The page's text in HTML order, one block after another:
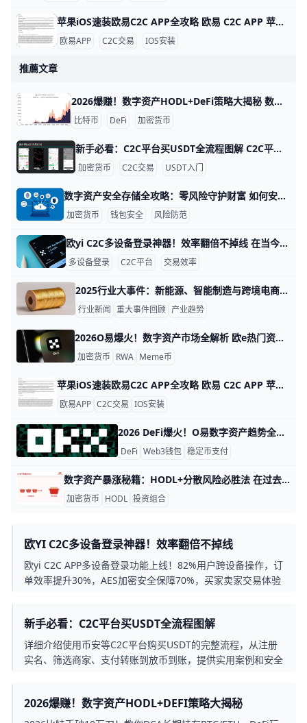
苹果iOS速装欧易C2C APP全攻略 欧易 C2C APP 苹果 iOS 安装指南 欧易（OKX）C2C APP 是数字货币点对点交易的首选工具，全球用户超5000万。它支持人民币、美元等多种法币快速买卖比特币、以太坊等，支持台湾用户本地支付如街口支付，交易费仅0.1%。iOS用户无法直接从中国App Store下载，但用海外Apple ID只需10分钟搞定。
欧易APP C2C交易 IOS安装
推薦文章
2026爆赚！数字资产HODL+DeFi策略大揭秘 数字资产投资策略：从长期持有到DeFi应用 数字资产投资能带来高回报，但需要聪明策略。在2026年3月，比特币价格已超10万美元，以太坊达5000美元，市场总值达3万亿美元。长期持有和DeFi是两大热门方式，本文用简单例子帮你入门。​
比特币 DeFi 加密货币
新手必看：C2C平台买USDT全流程图解 C2C平台是一种点对点的交易方式，用户可以直接用人民币等法币向其他用户购买USDT，中间由交易所提供担保。比如币安、OKX、HTX等平台的C2C市场，都支持支付宝、微信、银行卡入金买USDT。以币安为例，2026年C2C交易日均成交量超过数十亿美元，说明很多用户已经习惯用这种方法入金，但对安全和风控要求也更高，适合希望通过合规渠道入场的普通投资者。
加密货币 C2C交易 USDT入门
数字资产安全存储全攻略：零风险守护财富 如何安全存储与管理数字资产：实用教程与风险防范 在数字时代，数字资产如比特币和以太坊的价值已超2万亿美元，但90%的损失来自私钥泄露或丢失。 比如2022年Ronin网络被盗6亿美元，就是因为私钥管理不当。 学会正确方法，能让你的资产安全无忧。appinn+1
加密货币 钱包安全 风险防范
欧yi C2C多设备登录神器！效率翻倍不掉线 在当今的移动互联网时代，人们的生活几乎离不开手机、平板和电脑。根据2025年用户行为数据显示，超过82%的用户会在两台以上设备间切换使用同一应用。正因如此，欧yi C2C APP上线了“多设备C2C登录”功能，让用户无论在家用电脑还是通勤路上的手机，都能即时处理买卖事务，不受设备限制，轻松完成交易。
多设备登录 C2C平台 交易效率
2025行业大事件：新能源、智能制造与跨境电商全景速递 欧 Yi 博客文章精选：行业新闻速递与重大事件回顾 2025到2026年，全球主要行业正在经历一轮快速的调整与升级。根据国际能源署和各大经济观察机构的统计，2025年全球可再生能源发电量占新增发电装机的比重已经接近75%，远高于2020年的约30%。这说明从国家到企业，越来越多的资源正在向低碳、清洁方向倾斜。在这一背景下，新能源、智能制造和数字经济成为最受关注的三大领域。
行业新闻 重大事件回顾 产业趋势
2026O易爆火！数字资产市场全解析 欧e热门资讯：2026最新欧一数字资产市场动态分析 鸥易（O易）在2026年保持全球领先地位，日交易量超过20亿美元，用户数突破500万。 平台支持500多种数字资产，包括现货、杠杆、期权和NFT交易。 这让更多人轻松进入加密市场，抓住增长机会。sdwenkong+2
加密货币 RWA Meme币
苹果iOS速装欧易C2C APP全攻略 欧易 C2C APP 苹果 iOS 安装指南 欧易（OKX）C2C APP 是数字货币点对点交易的首选工具，全球用户超5000万。它支持人民币、美元等多种法币快速买卖比特币、以太坊等，支持台湾用户本地支付如街口支付，交易费仅0.1%。iOS用户无法直接从中国App Store下载，但用海外Apple ID只需10分钟搞定。
欧易APP C2C交易 IOS安装
2026 DeFi爆火！O易数字资产趋势全解析 欧义数字资产DeFi趋势深度解析 DeFi，也就是去中心化金融，正在快速改变我们的投资和支付方式。2025年，全球DeFi锁仓量（TVL）已超过2000亿美元，比2024年增长了45%。 鸥易作为领先平台，帮助用户轻松进入这个市场，比如通过一键挖矿，用户平均年化收益可达8%-15%。hackmd+2
DeFi Web3钱包 稳定币支付
数字资产暴涨秘籍：HODL+分散风险必胜法 在过去几年中，数字资产的增长速度惊人。根据CoinMarketCap数据显示，截至2026年初，加密货币市场总市值已突破2.7万亿美元，比三年前增长了近80%。这意味着越来越多的投资者将数字资产纳入投资组合，以寻求高回报机会。然而，市场波动依然剧烈，如何制定科学的投资策略——尤其在长期持有与分散风险之间取得平衡——成为了每位投资者必须思考的问题。
加密货币 HODL 投资组合
欧YI C2C多设备登录神器！效率翻倍不掉线
欧yi C2C APP多设备登录功能上线！82%用户跨设备操作，订
单效率提升30%，AES加密安全保障70%，买家卖家交易体验
新手必看：C2C平台买USDT全流程图解
详细介绍使用币安等C2C平台购买USDT的完整流程，从注册
实名、筛选商家、支付转账到放币到账，提供实用案例和安全
2026爆赚！数字资产HODL+DEFI策略大揭秘